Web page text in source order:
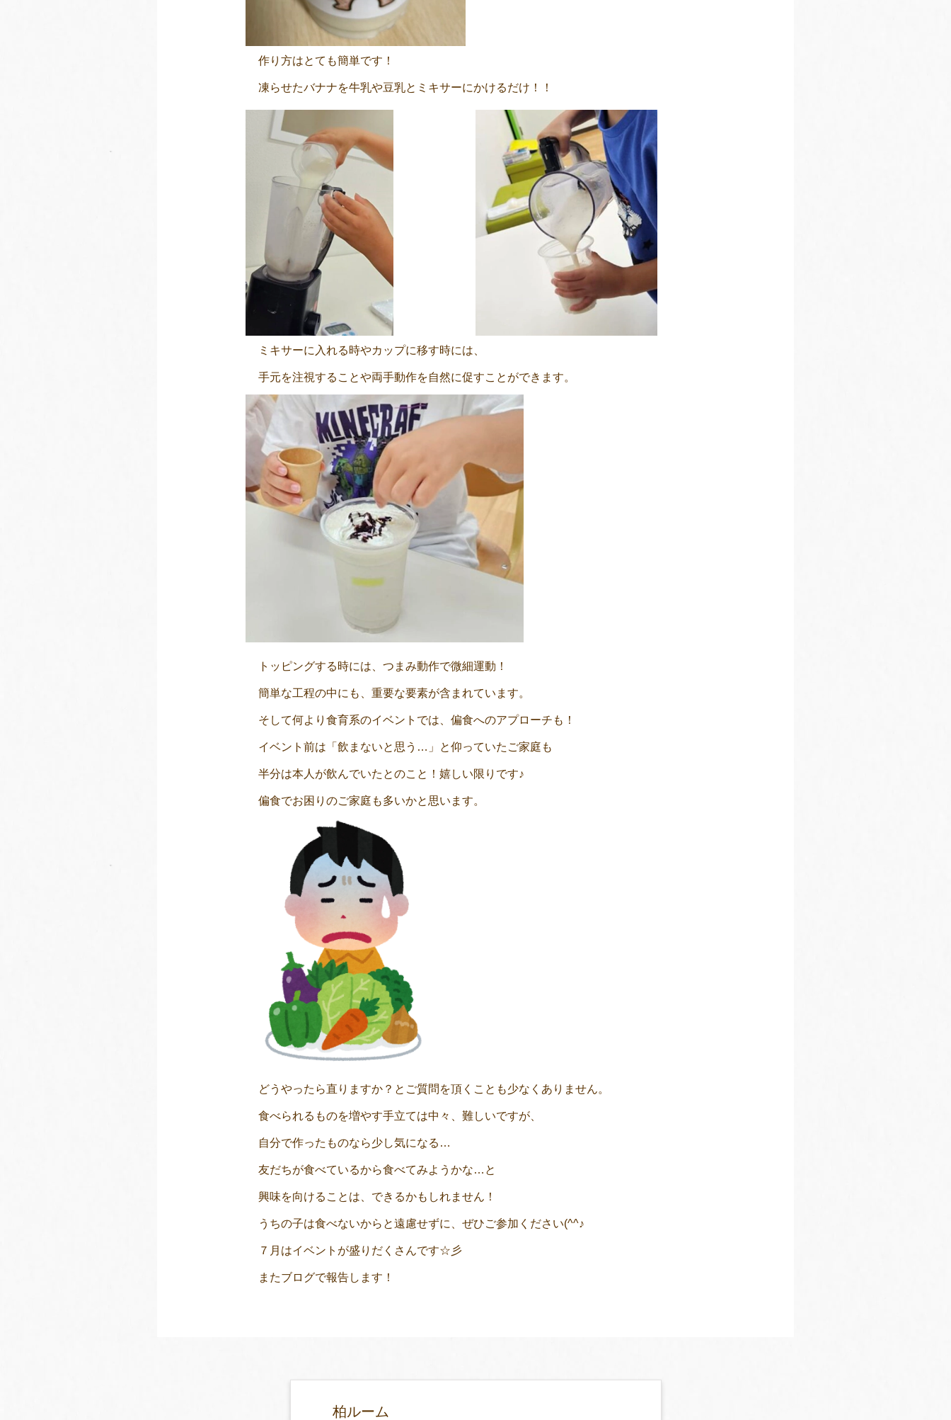
作り方はとても簡単です！
凍らせたバナナを牛乳や豆乳とミキサーにかけるだけ！！
ミキサーに入れる時やカップに移す時には、
手元を注視することや両手動作を自然に促すことができます。
トッピングする時には、つまみ動作で微細運動！
簡単な工程の中にも、重要な要素が含まれています。
そして何より食育系のイベントでは、偏食へのアプローチも！
イベント前は「飲まないと思う…」と仰っていたご家庭も
半分は本人が飲んでいたとのこと！嬉しい限りです♪
偏食でお困りのご家庭も多いかと思います。
どうやったら直りますか？とご質問を頂くことも少なくありません。
食べられるものを増やす手立ては中々、難しいですが、
自分で作ったものなら少し気になる…
友だちが食べているから食べてみようかな…と
興味を向けることは、できるかもしれません！
うちの子は食べないからと遠慮せずに、ぜひご参加ください(^^♪
７月はイベントが盛りだくさんです☆彡
またブログで報告します！
柏ルーム